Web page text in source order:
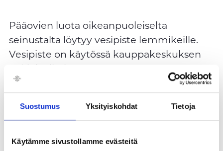
Suostumus Yksityiskohdat Tietoja
Käytämme sivustollamme evästeitä
Pääovien luota oikeanpuoleiselta
seinustalta löytyy vesipiste lemmikeille.
Vesipiste on käytössä kauppakeskuksen
aukioloaikoina.
Lemmikkiboksit
lukittavia lemmikkibokseja, joista löytyy